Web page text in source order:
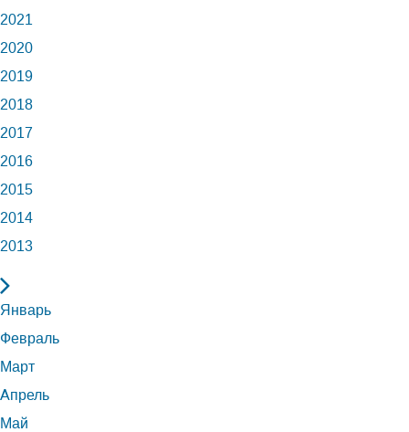
2021
2020
2019
2018
2017
2016
2015
2014
2013
Январь
Февраль
Март
Апрель
Май